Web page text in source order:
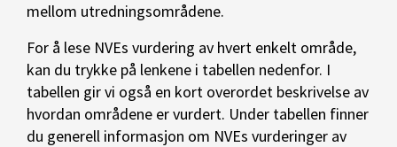
mellom utredningsområdene.
For å lese NVEs vurdering av hvert enkelt område,
kan du trykke på lenkene i tabellen nedenfor. I
tabellen gir vi også en kort overordet beskrivelse av
hvordan områdene er vurdert. Under tabellen finner
du generell informasjon om NVEs vurderinger av